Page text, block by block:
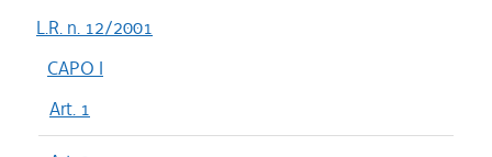
L.R. n. 12/2001
CAPO I
Art. 1